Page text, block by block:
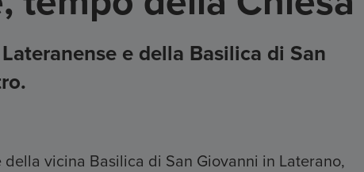
e della Basilica di San
vicina Basilica di San Giovanni in Laterano,